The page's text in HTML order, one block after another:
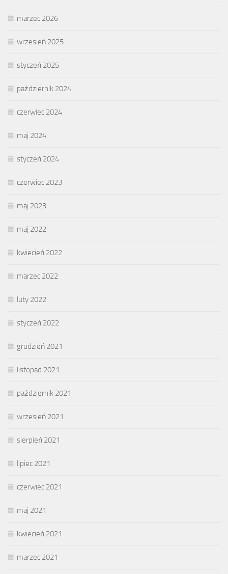
marzec 2026
wrzesień 2025
styczeń 2025
październik 2024
czerwiec 2024
maj 2024
styczeń 2024
czerwiec 2023
maj 2023
maj 2022
kwiecień 2022
marzec 2022
luty 2022
styczeń 2022
grudzień 2021
listopad 2021
październik 2021
wrzesień 2021
sierpień 2021
lipiec 2021
czerwiec 2021
maj 2021
kwiecień 2021
marzec 2021